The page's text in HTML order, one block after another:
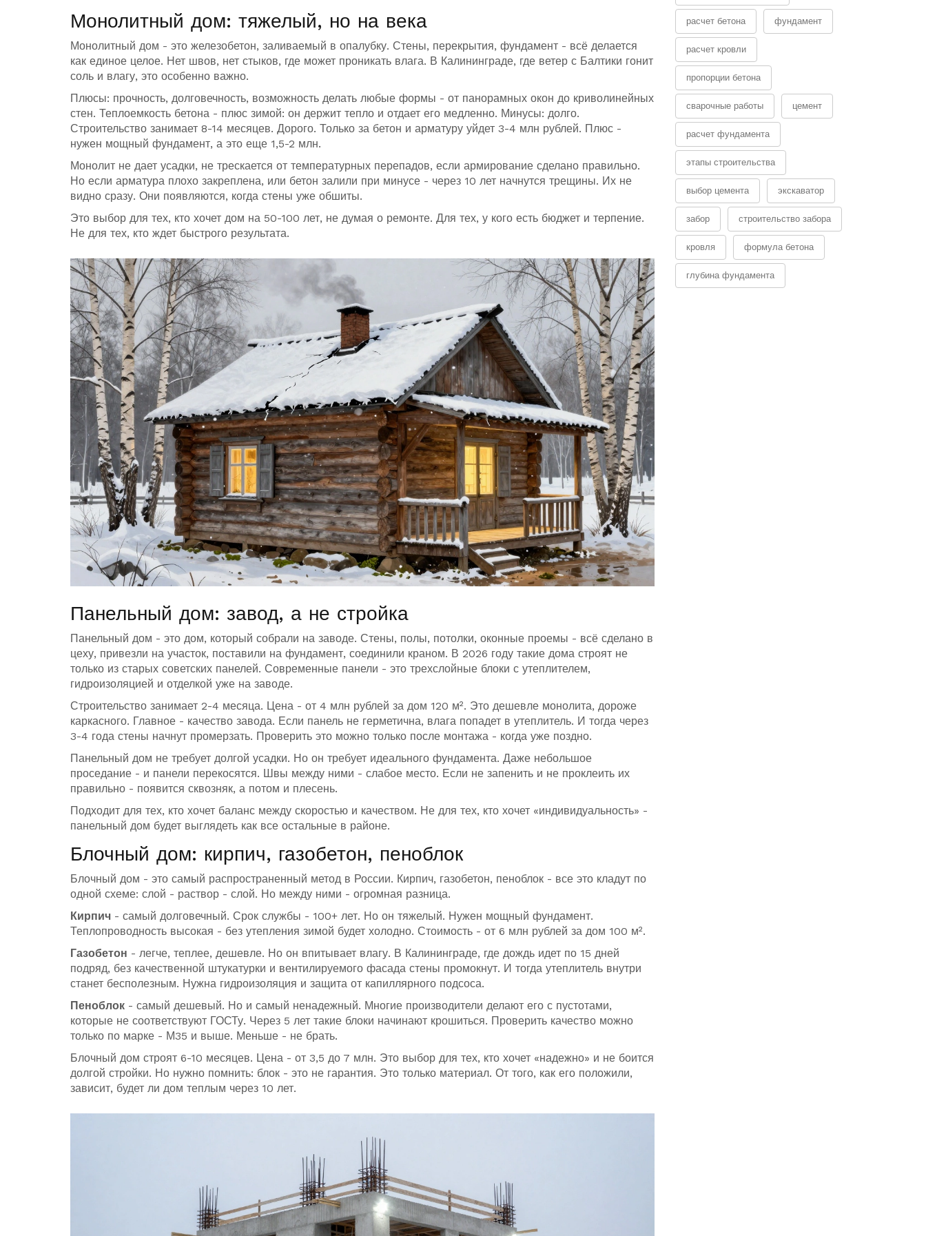
Монолитный дом: тяжелый, но на века
Монолитный дом - это железобетон, заливаемый в опалубку. Стены, перекрытия, фундамент - всё делается
как единое целое. Нет швов, нет стыков, где может проникать влага. В Калининграде, где ветер с Балтики гонит
соль и влагу, это особенно важно.
Плюсы: прочность, долговечность, возможность делать любые формы - от панорамных окон до криволинейных
стен. Теплоемкость бетона - плюс зимой: он держит тепло и отдает его медленно. Минусы: долго.
Строительство занимает 8-14 месяцев. Дорого. Только за бетон и арматуру уйдет 3-4 млн рублей. Плюс -
нужен мощный фундамент, а это еще 1,5-2 млн.
Монолит не дает усадки, не трескается от температурных перепадов, если армирование сделано правильно.
Но если арматура плохо закреплена, или бетон залили при минусе - через 10 лет начнутся трещины. Их не
видно сразу. Они появляются, когда стены уже обшиты.
Это выбор для тех, кто хочет дом на 50-100 лет, не думая о ремонте. Для тех, у кого есть бюджет и терпение.
Не для тех, кто ждет быстрого результата.
Панельный дом: завод, а не стройка
Панельный дом - это дом, который собрали на заводе. Стены, полы, потолки, оконные проемы - всё сделано в
цеху, привезли на участок, поставили на фундамент, соединили краном. В 2026 году такие дома строят не
только из старых советских панелей. Современные панели - это трехслойные блоки с утеплителем,
гидроизоляцией и отделкой уже на заводе.
Строительство занимает 2-4 месяца. Цена - от 4 млн рублей за дом 120 м². Это дешевле монолита, дороже
каркасного. Главное - качество завода. Если панель не герметична, влага попадет в утеплитель. И тогда через
3-4 года стены начнут промерзать. Проверить это можно только после монтажа - когда уже поздно.
Панельный дом не требует долгой усадки. Но он требует идеального фундамента. Даже небольшое
проседание - и панели перекосятся. Швы между ними - слабое место. Если не запенить и не проклеить их
правильно - появится сквозняк, а потом и плесень.
Подходит для тех, кто хочет баланс между скоростью и качеством. Не для тех, кто хочет «индивидуальность» -
панельный дом будет выглядеть как все остальные в районе.
Блочный дом: кирпич, газобетон, пеноблок
Блочный дом - это самый распространенный метод в России. Кирпич, газобетон, пеноблок - все это кладут по
одной схеме: слой - раствор - слой. Но между ними - огромная разница.
Кирпич - самый долговечный. Срок службы - 100+ лет. Но он тяжелый. Нужен мощный фундамент.
Теплопроводность высокая - без утепления зимой будет холодно. Стоимость - от 6 млн рублей за дом 100 м².
Газобетон - легче, теплее, дешевле. Но он впитывает влагу. В Калининграде, где дождь идет по 15 дней
подряд, без качественной штукатурки и вентилируемого фасада стены промокнут. И тогда утеплитель внутри
станет бесполезным. Нужна гидроизоляция и защита от капиллярного подсоса.
Пеноблок - самый дешевый. Но и самый ненадежный. Многие производители делают его с пустотами,
которые не соответствуют ГОСТу. Через 5 лет такие блоки начинают крошиться. Проверить качество можно
только по марке - М35 и выше. Меньше - не брать.
Блочный дом строят 6-10 месяцев. Цена - от 3,5 до 7 млн. Это выбор для тех, кто хочет «надежно» и не боится
долгой стройки. Но нужно помнить: блок - это не гарантия. Это только материал. От того, как его положили,
зависит, будет ли дом теплым через 10 лет.
расчет бетона фундамент
расчет кровли
пропорции бетона
сварочные работы цемент
расчет фундамента
этапы строительства
выбор цемента экскаватор
забор строительство забора
кровля формула бетона
глубина фундамента